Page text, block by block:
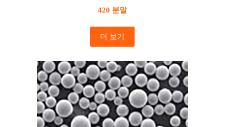
420 분말
더 보기